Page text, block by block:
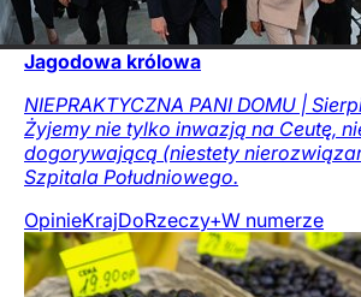
Jagodowa królowa
NIEPRAKTYCZNA PANI DOMU |
Żyjemy nie tylko inwazją na Ceutę,
dogorywającą (niestety
Szpitala Południowego.
OpinieKrajDoRzeczy+W numerze